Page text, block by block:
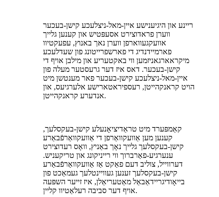
ריינע און היגיענישע איין-מאל-ניצלעכע קישן-בעכער
ווערן פראדוצירט אסעפּטיש און קענען גלייך
אוועקגעווארפן ווערן נאך באנוץ, עפעקטיוו
פארמיידנדיג די פארשפרייטונג פון שעדלעכע
מיקראארגאניזמען ווי באקטעריע און מילבן אויף די
קישן-בעכער. דאס איז דער גרעסטער מעלה פון
איין-מאל-ניצלעכע קישן-בעכער פאר מענטשן מיט
הויט קראנקהייטן, רעספיראטארישע אלערגיעס, און
אנדערע קראנקהייטן.
קאַמפּערד מיט טראַדיציאָנעלע קישן-בעקסלעך,
קענען מען אַוועקוואַרפן די אַוועקוואַרפֿבאַרע
קישן-בעקסלעך גלייך נאָך באַניץ, וואָס רעדוצירט
ענערגיע-פאַרברוך ווי רייניקונג און טריקעניש.
דערווייל, צוליב דעם פאַקט אַז אַוועקוואַרפֿבאַרע
קישן-בעקסלעך זענען געוויינטלעך געמאַכט פון
בייאָודיגריידאַבאַל מאַטעריאַלן, איז זייער השפּעה
אויף דער סביבה רעלאַטיוו קליין.